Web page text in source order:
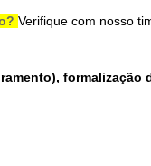
Verifique com nosso